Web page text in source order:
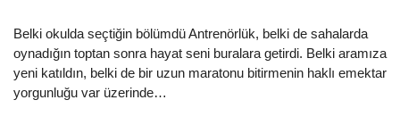
Belki okulda seçtiğin bölümdü Antrenörlük, belki de sahalarda
oynadığın toptan sonra hayat seni buralara getirdi. Belki aramıza
yeni katıldın, belki de bir uzun maratonu bitirmenin haklı emektar
yorgunluğu var üzerinde…